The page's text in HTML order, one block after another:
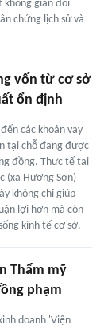
không gian đối
chứng lịch sử và
vốn từ cơ sở
ổn định
các khoản vay
tại chỗ đang được
đồng. Thực tế tại
(xã Hương Sơn)
không chỉ giúp
lợi hơn mà còn
kinh tế cơ sở.
Thẩm mỹ
phạm
doanh 'Viện